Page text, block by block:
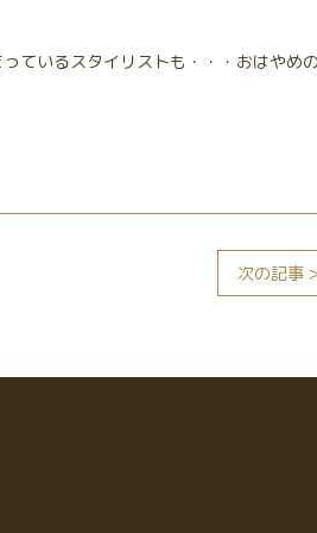
ているスタイリストも・・・おはやめ
次の記事